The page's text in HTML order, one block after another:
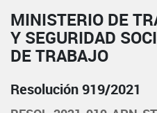
MINISTERIO DE
Y SEGURIDAD
DE TRABAJO
Resolución 919/2021